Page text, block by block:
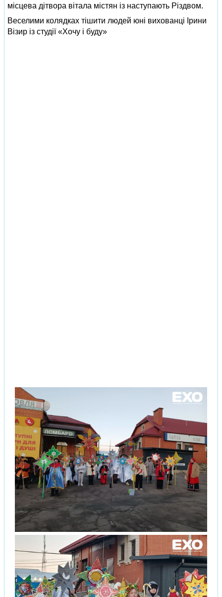
місцева дітвора вітала містян із наступають Різдвом.
Веселими колядках тішити людей юні вихованці Ірини
Візир із студії «Хочу і буду»